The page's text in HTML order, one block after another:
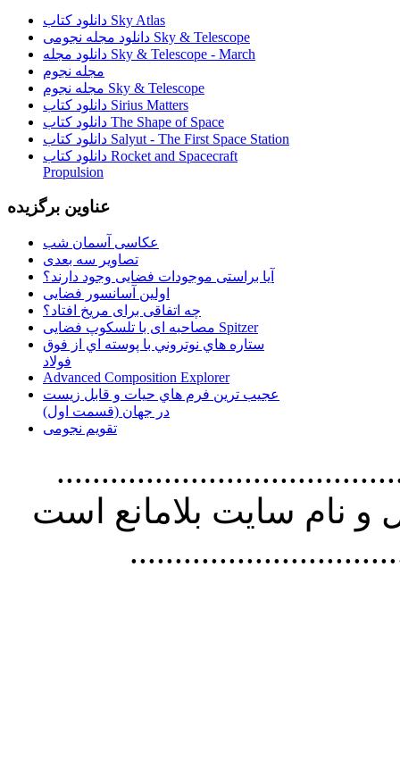
دانلود کتاب Sky Atlas
دانلود مجله نجومی Sky & Telescope
دانلود مجله Sky & Telescope - March
مجله نجوم
مجله نجوم Sky & Telescope
دانلود کتاب Sirius Matters
دانلود کتاب The Shape of Space
دانلود کتاب Salyut - The First Space Station
دانلود کتاب Rocket and Spacecraft
Propulsion
عناوین برگزیده
عکاسی آسمان شب
تصاویر سه بعدی
آیا براستی موجودات فضایی وجود دارند؟
اولین آسانسور فضایی
چه اتفاقی برای مریخ افتاد؟
مصاحبه ای با تلسکوپ فضایی Spitzer
ستاره هاي نوتروني با پوسته اي از فوق
فولاد
Advanced Composition Explorer
عجیب ترین فرم هاي حيات و قابل زيست
در جهان (قسمت اول)
تقویم نجومی
استفاده از
نام سايت بلامانع است